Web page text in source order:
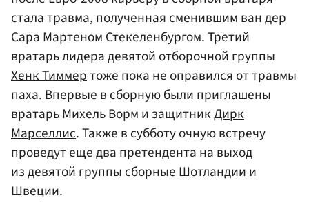
стала травма, полученная сменившим ван дер
Сара Мартеном Стекеленбургом. Третий
вратарь лидера девятой отборочной группы
Хенк Тиммертоже пока не оправился от травмы
паха. Впервые в сборную были приглашены
вратарь Михель Ворм и защитникДирк
Марселлис. Также в субботу очную встречу
проведут еще два претендента на выход
из девятой группы сборные Шотландии и
Швеции.